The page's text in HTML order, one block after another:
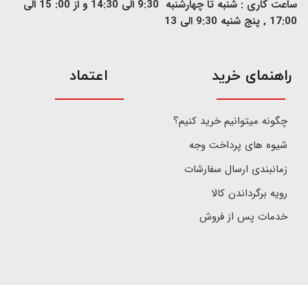
ساعت کاری : شنبه تا چهارشنبه 9:30 الی 14:30 و از 00: 15 الی
17:00 , پنج شنبه 9:30 الی 13
​راهنمای خرید
چگونه میتوانیم خرید کنیم؟
شیوه های پرداخت وجه
زمانبندی ارسال سفارشات
رویه برگرداندن کالا
خدمات پس از فروش
اعتماد